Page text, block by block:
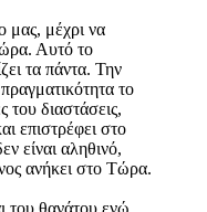
μας, μέχρι να
Αυτό το
τα πάντα. Την
το
του διαστάσεις,
επιστρέφει στο
είναι αληθινό,
ανήκει στο Τώρα.
του θανάτου ενώ